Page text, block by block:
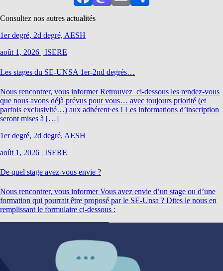
FacebookMastodon
EmailPartager
Consultez nos autres actualités
1er degré, 2d degré, AESH
août 1, 2026 | ISERE
Les stages du SE-UNSA 1er-2nd degrés…
Nous rencontrer, vous informer Retrouvez ci-dessous les rendez-vous
que nous avons déjà prévus pour vous… avec toujours priorité (et
parfois exclusivité…) aux adhérent·es ! Les informations d’inscription
seront mises à […]
1er degré, 2d degré, AESH
août 1, 2026 | ISERE
De quel stage avez-vous envie ?
Nous rencontrer, vous informer Vous avez envie d’un stage ou d’une
formation qui pourrait être proposé par le SE-Unsa ? Dites le nous en
remplissant le formulaire ci-dessous :